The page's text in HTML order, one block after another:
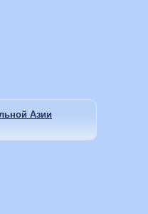
Азии